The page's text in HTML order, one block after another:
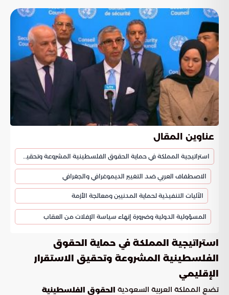
عناوين المقال
استراتيجية المملكة في حماية الحقوق الفلسطينية المشروعة وتحقيق الاستقرار الإقليمي
الاصطفاف العربي ضد التغيير الديموغرافي والجغرافي
الآليات التنفيذية لحماية المدنيين ومعالجة الأزمة
المسؤولية الدولية وضرورة إنهاء سياسة الإفلات من العقاب
استراتيجية المملكة في حماية الحقوق
الفلسطينية المشروعة وتحقيق الاستقرار
الإقليمي
تضع المملكة العربية السعودية الحقوق الفلسطينية